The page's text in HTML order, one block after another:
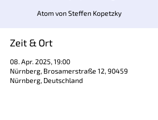
Atom von Steffen Kopetzky
Zeit & Ort
08. Apr. 2025, 19:00
Nürnberg, Brosamerstraße 12, 90459
Nürnberg, Deutschland